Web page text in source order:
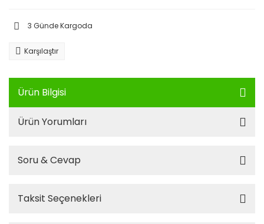
3 Günde Kargoda
Karşılaştır
Ürün Bilgisi
Ürün Yorumları
Soru & Cevap
Taksit Seçenekleri